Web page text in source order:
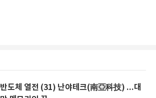
반도체 열전 (31) 난야테크(南亞科技) ...대